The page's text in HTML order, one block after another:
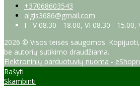
+37068603543
algis3686@gmail.com
I - V 08.30 - 18.00, VI 08.30 - 15.00,
2026 © Visos teisės saugomos.
be autorių sutikimo draudžiama.
Elektroninių parduotuvių nuoma -
Rašyti
Skambinti